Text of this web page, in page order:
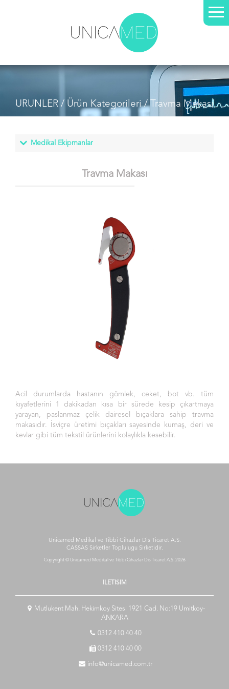
URUNLER / Ürün Kategorileri/ Travma Makası
Travma Makası
Acil durumlarda hastanın gömlek, ceket, bot vb. tüm
kıyafetlerini 1 dakikadan kısa bir sürede kesip çıkartmaya
yarayan, paslanmaz çelik dairesel bıçaklara sahip travma
makasıdır. İsviçre üretimi bıçakları sayesinde kumaş, deri ve
kevlar gibi tüm tekstil ürünlerini kolaylıkla kesebilir.
Unicamed Medikal ve Tibbi Cihazlar Dis Ticaret A.S.
CASSAS Sirketler Toplulugu Sirketidir.
Copyright © Unicamed Medikal ve Tibbi Cihazlar Dis Ticaret A.S. 2026
ILETISIM
Mutlukent Mah. Hekimkoy Sitesi 1921 Cad. No:19 Umitkoy-
ANKARA
0312 410 40 40
0312 410 40 00
info@unicamed.com.tr